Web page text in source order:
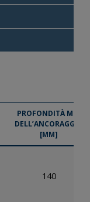
PROFONDITÀ MIN
DELL’ANCORAGGIO
[MM]
140